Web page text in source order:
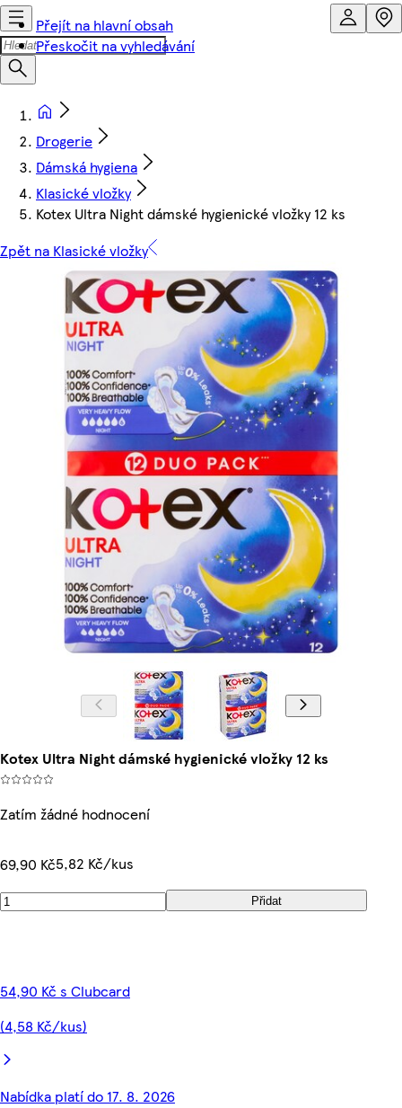
Přejít na hlavní obsah
Přeskočit na vyhledávání
Drogerie
Dámská hygiena
Klasické vložky
Kotex Ultra Night dámské hygienické vložky 12 ks
Zpět na Klasické vložky
Kotex Ultra Night dámské hygienické vložky 12 ks
Zatím žádné hodnocení
69,90 Kč5,82 Kč/kus
Přidat
54,90 Kč s Clubcard
(4,58 Kč/kus)
Nabídka platí do 17. 8. 2026